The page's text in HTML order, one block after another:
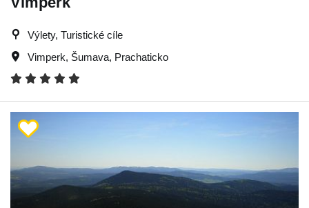
Výlety, Turistické cíle
Vimperk, Šumava, Prachaticko